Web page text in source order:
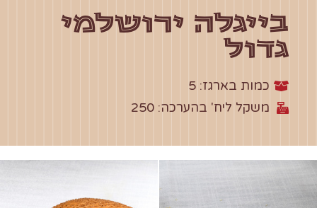
בייגלה ירושלמי
גדול
כמות בארגז: 5
משקל ליח' בהערכה: 250